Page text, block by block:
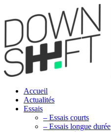
Accueil
Actualités
Essais
– Essais courts
– Essais longue durée